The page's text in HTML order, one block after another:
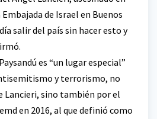
de Israel en Buenos
salir del país sin hacer esto y
es “un lugar especial”
y terrorismo, no
Lancieri, sino también por el
en 2016, al que definió como